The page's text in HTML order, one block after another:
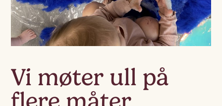
Vi møter ull på